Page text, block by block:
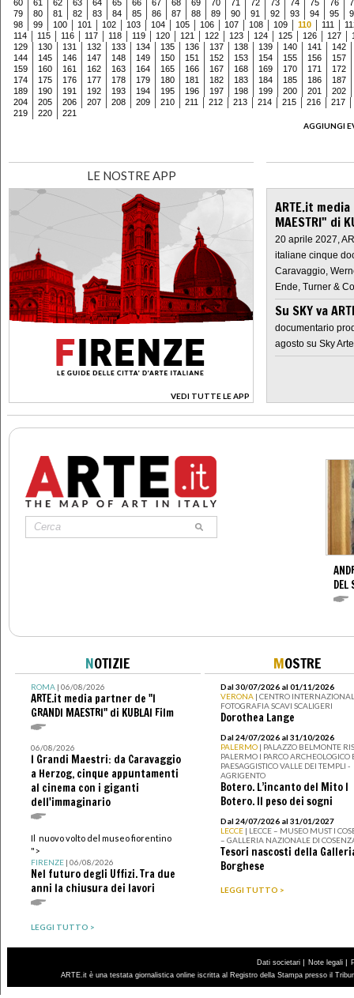
60 61 62 63 64 65 66 67 68 69 70 71 72 73 74 75 76
79
80 81 82 83 84 85 86 87 88 89 90 91 92 93 94 95
98
99 100 101 102 103 104 105 106 107 108 109 110 111
114
115 116 117 118 119 120 121 122 123 124 125 126 127
129
130 131 132 133 134 135 136 137 138 139 140 141
142
144
145 146 147 148 149 150 151 152 153 154 155 156
157
159
160 161 162 163 164 165 166 167 168 169 170 171
172
174
175 176 177 178 179 180 181 182 183 184 185 186
187
189
190 191 192 193 194 195 196 197 198 199 200 201
202
204
205 206 207 208 209 210 211 212 213 214 215 216
217
219
220
221
AGGIUNGI
LE NOSTRE APP
VEDI TUTTE LE APP
>
ARTE.it
MAESTRI" di
20 aprile 2027,
italiane cinque
Caravaggio,
Ende, Turner &
Su SKY va
documentario
agosto su Sky Arte
DEL
NOTIZIE
ROMA| 06/08/2026
ARTE.it media partner de "I
GRANDI MAESTRI" di KUBLAI Film
06/08/2026
I Grandi Maestri: da Caravaggio
a Herzog, cinque appuntamenti
al cinema con i giganti
dell'immaginario
Il nuovo volto del museo fiorentino
">
FIRENZE| 06/08/2026
Nel futuro degli Uffizi. Tra due
anni la chiusura dei lavori
LEGGI TUTTO >
MOSTRE
Dal 30/07/2026 al 01/11/2026
VERONA | CENTRO
FOTOGRAFIA SCAVI SCALIGERI
Dorothea Lange
Dal 24/07/2026 al 31/10/2026
PALERMO | PALAZZO BELMONTE
PALERMO I PARCO ARCHEOLOGICO
PAESAGGISTICO VALLE DEI TEMPLI -
AGRIGENTO
Botero. L’incanto del Mito I
Botero. Il peso dei sogni
Dal 24/07/2026 al 31/01/2027
LECCE | LECCE – MUSEO MUST I
– GALLERIA NAZIONALE DI
Tesori nascosti della
Borghese
LEGGI TUTTO >
Dati societari | Note legali |
ARTE.it è una testata giornalistica online iscritta al Registro della Stampa presso il